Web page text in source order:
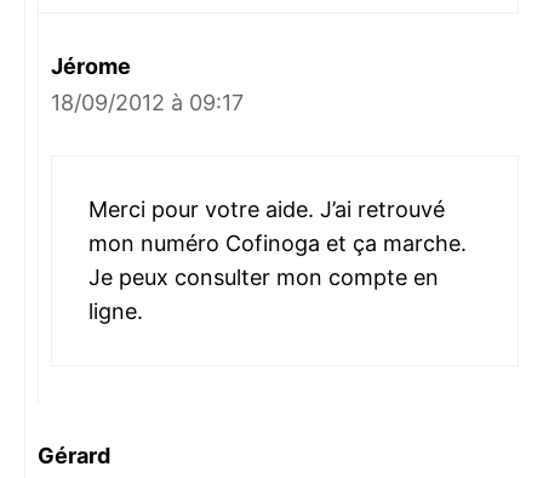
Jérome
18/09/2012 à 09:17
Merci pour votre aide. J’ai retrouvé
mon numéro Cofinoga et ça marche.
Je peux consulter mon compte en
ligne.
Gérard